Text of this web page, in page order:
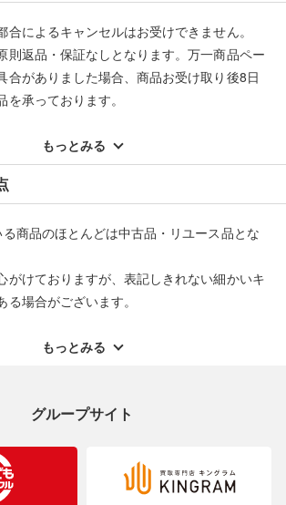
合によるキャンセルはお受けできません。
則返品・保証なしとなります。万一商品ペー
合がありました場合、商品お受け取り後8日
承っております。
担で対応いたします。
購入頂いた商品は、店頭での返品はお受け
商品の修理及び交換に関しては承ることがで
もっとみる
商品のほとんどは中古品・リユース品とな
がけておりますが、表記しきれない細かいキ
場合がございます。
ようお願い申し上げます。
ご了承ください。
は、当社が判断した名称を掲載しています。
もっとみる
グループサイト